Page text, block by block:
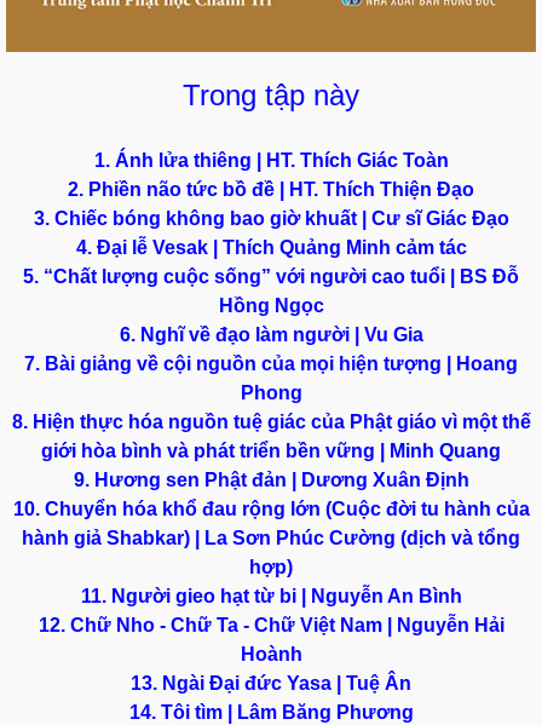
Trong tập này
1. Ánh lửa thiêng | HT. Thích Giác Toàn
2. Phiền não tức bồ đề | HT. Thích Thiện Đạo
3. Chiếc bóng không bao giờ khuất | Cư sĩ Giác Đạo
4. Đại lễ Vesak | Thích Quảng Minh cảm tác
5. “Chất lượng cuộc sống” với người cao tuổi | BS Đỗ
Hồng Ngọc
6. Nghĩ về đạo làm người | Vu Gia
7. Bài giảng về cội nguồn của mọi hiện tượng | Hoang
Phong
8. Hiện thực hóa nguồn tuệ giác của Phật giáo vì một thế
giới hòa bình và phát triển bền vững | Minh Quang
9. Hương sen Phật đản | Dương Xuân Định
10. Chuyển hóa khổ đau rộng lớn (Cuộc đời tu hành của
hành giả Shabkar) | La Sơn Phúc Cường (dịch và tổng
hợp)
11. Người gieo hạt từ bi | Nguyễn An Bình
12. Chữ Nho - Chữ Ta - Chữ Việt Nam | Nguyễn Hải
Hoành
13. Ngài Đại đức Yasa | Tuệ Ân
14. Tôi tìm | Lâm Băng Phương